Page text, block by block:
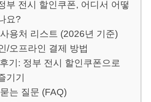
부 전시 할인쿠폰, 어디서 어떻
요?
용처 리스트 (2026년 기준)
/오프라인 결제 방법
기: 정부 전시 할인쿠폰으로
기기
는 질문 (FAQ)